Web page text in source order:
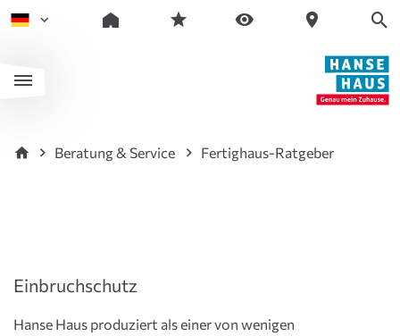
Beratung & Service Fertighaus-Ratgeber
Einbruchschutz
Hanse Haus produziert als einer von wenigen